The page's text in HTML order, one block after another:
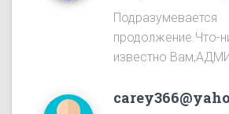
Подразумевается
продолжение.Что-
известно